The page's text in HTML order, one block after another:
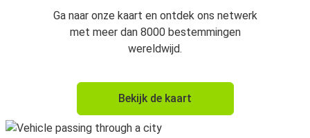
Ga naar onze kaart en ontdek ons netwerk
met meer dan 8000 bestemmingen
wereldwijd.
Bekijk de kaart